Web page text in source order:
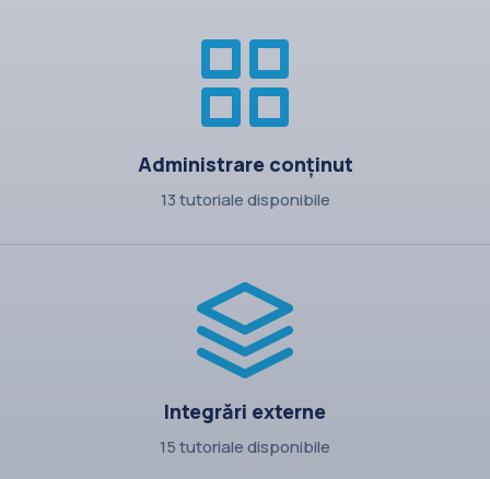
Administrare conținut
13 tutoriale disponibile
Integrări externe
15 tutoriale disponibile